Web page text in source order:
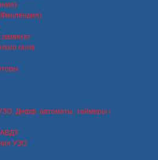
пола
Дифф. автоматы, таймеры
УЗО